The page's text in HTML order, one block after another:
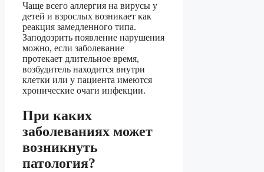
Чаще всего аллергия на вирусы у
детей и взрослых возникает как
реакция замедленного типа.
Заподозрить появление нарушения
можно, если заболевание
протекает длительное время,
возбудитель находится внутри
клетки или у пациента имеются
хронические очаги инфекции.
При каких
заболеваниях может
возникнуть
патология?